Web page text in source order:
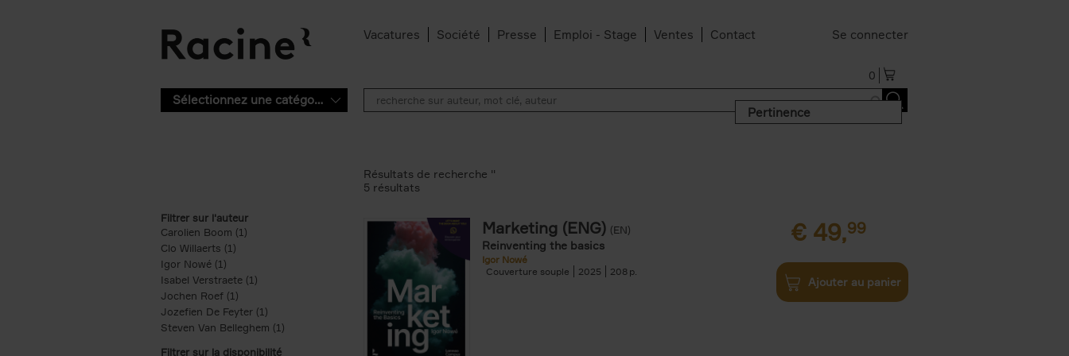
Vacatures Société Presse Emploi - Stage Ventes Contact Se connecter
0
Sélectionnez une catégorie
Pertinence
Filtrer sur l'auteur
Carolien Boom (1)
Clo Willaerts (1)
Igor Nowé (1)
Isabel Verstraete (1) Apply Isabel Verstraete filter
Jochen Roef (1)
Jozefien De Feyter (1) Apply Jozefien De Feyter filter
Steven Van Belleghem (1) Apply Steven Van Belleghem filter
Filtrer sur la disponibilité
Résultats de recherche ''
5 résultats
Marketing (ENG) (EN)
Reinventing the basics
Igor Nowé
Couverture souple
2025 208
€ 49,99
Ajouter au panier